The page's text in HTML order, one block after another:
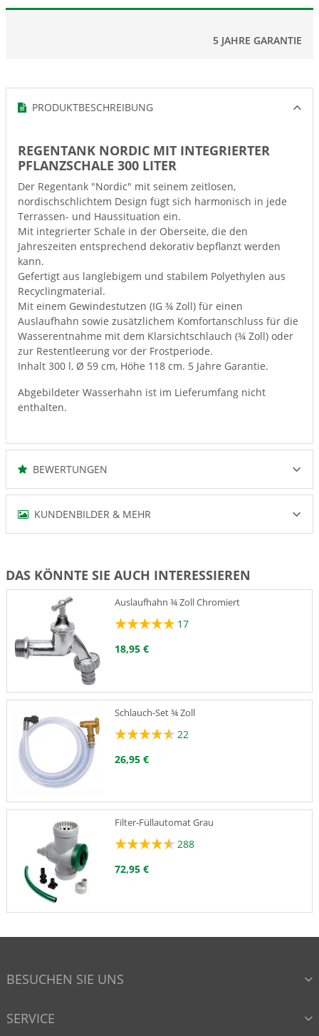
5 JAHRE GARANTIE
PRODUKTBESCHREIBUNG
REGENTANK NORDIC MIT INTEGRIERTER
PFLANZSCHALE 300 LITER
Der Regentank "Nordic" mit seinem zeitlosen,
nordischschlichtem Design fügt sich harmonisch in jede
Terrassen- und Haussituation ein.
Mit integrierter Schale in der Oberseite, die den
Jahreszeiten entsprechend dekorativ bepflanzt werden
kann.
Gefertigt aus langlebigem und stabilem Polyethylen aus
Recyclingmaterial.
Mit einem Gewindestutzen (IG ¾ Zoll) für einen
Auslaufhahn sowie zusätzlichem Komfortanschluss für die
Wasserentnahme mit dem Klarsichtschlauch (¾ Zoll) oder
zur Restentleerung vor der Frostperiode.
Inhalt 300 l, Ø 59 cm, Höhe 118 cm. 5 Jahre Garantie.
Abgebildeter Wasserhahn ist im Lieferumfang nicht
enthalten.
BEWERTUNGEN
KUNDENBILDER & MEHR
DAS KÖNNTE SIE AUCH INTERESSIEREN
Auslaufhahn ¾ Zoll Chromiert
17
18,95 €
Schlauch-Set ¾ Zoll
22
26,95 €
Filter-Füllautomat Grau
288
72,95 €
72,95 €
BESUCHEN SIE UNS
SERVICE